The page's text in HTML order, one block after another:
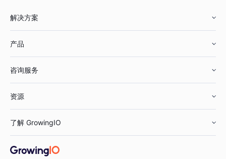
解决方案
鞋服行业
汽车行业
金融行业
产品
智能运营
获客分析
咨询服务
资源
增长公开课
了解 GrowingIO
关于 GrowingIO